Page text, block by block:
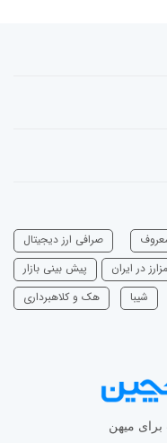
صرافی ارز دیجیتال
در ایران
پیش بینی بازار
شیبا هک و کلاهبرداری
میهن